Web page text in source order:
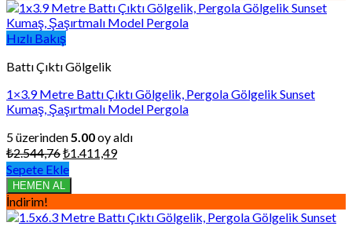
Hızlı Bakış
Battı Çıktı Gölgelik
1×3.9 Metre Battı Çıktı Gölgelik, Pergola Gölgelik Sunset
Kumaş, Şaşırtmalı Model Pergola
5 üzerinden 5.00oy aldı
₺2.544,76Orijinal
fiyat:
₺2.544,76.
₺1.411,49Şu
₺1.411,49.
Sepete Ekle
HEMEN AL
İndirim!